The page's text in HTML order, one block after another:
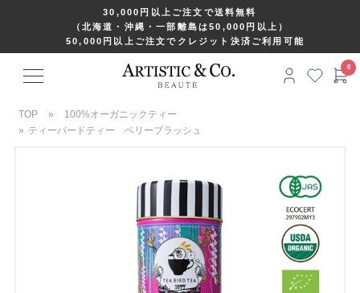
30,000円以上ご注文で送料無料
（北海道・沖縄・一部離島は50,000円以上）
50,000円以上ご注文でクレジット決済ご利用可能
TOP »
100%オーガニックティー
» ティーバードティー ベリーブラッシュ